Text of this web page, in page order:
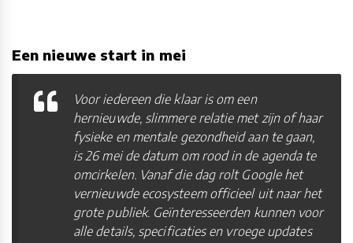
Een nieuwe start in mei
Voor iedereen die klaar is om een
hernieuwde, slimmere relatie met zijn of haar
fysieke en mentale gezondheid aan te gaan,
is 26 mei de datum om rood in de agenda te
omcirkelen. Vanaf die dag rolt Google het
vernieuwde ecosysteem officieel uit naar het
grote publiek. Geïnteresseerden kunnen voor
alle details, specificaties en vroege updates